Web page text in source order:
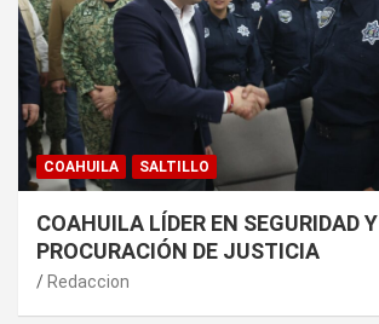
COAHUILA SALTILLO
COAHUILA LÍDER EN SEGURIDAD Y
PROCURACIÓN DE JUSTICIA
Redaccion